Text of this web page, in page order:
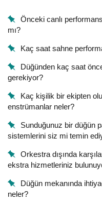
Önceki canlı
mı?
Kaç saat sahne
Düğünden kaç saat
gerekiyor?
Kaç kişilik bir ekipten
enstrümanlar neler?
Sunduğunuz bir düğün
sistemlerini siz mi temin
Orkestra dışında
ekstra hizmetleriniz
Düğün mekanında
neler?